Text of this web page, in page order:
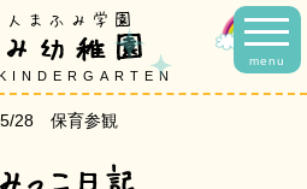
menu
まふみ学園
幼稚園
5/28 保育参観
っこ日記